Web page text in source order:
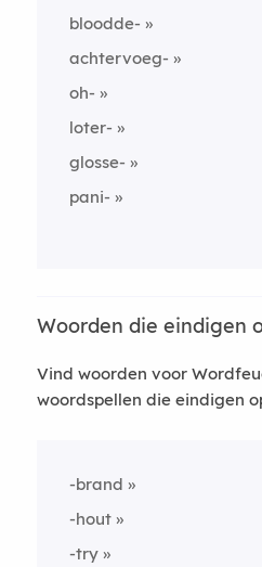
bloodde-
achtervoeg-
oh-
loter-
glosse-
pani-
Woorden die eindigen
Vind woorden voor
woordspellen die eindigen
-brand
-hout
-try